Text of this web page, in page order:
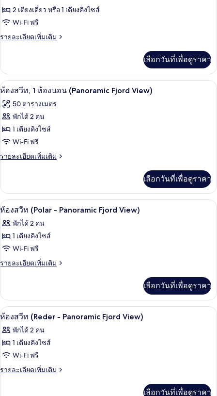
ห้อง
สวีท,
1
2 เตียงเดี่ยว หรือ 1 เตียงคิงไซส์
Wi-Fi ฟรี
รายละเอียดเพิ่มเติม
ราย
เกี่ยว
กับ
ห้อง
ท,
นอน
เลือกวันที่เพื่อดูราคา
เปิด
ภาพถ่าย
ทั้งหมด
ของ
ห้อง
สวีท,
นอน
(Panoramic
Fjord
View)
13
ห้องสวีท, 1 ห้องนอน (Panoramic Fjord View)
50 ตารางเมตร
พักได้ 2 คน
1 เตียงคิงไซส์
Wi-Fi ฟรี
รายละเอียดเพิ่มเติม
ราย
เกี่ยว
กับ
ห้อง
ท,
นอน
(Panoramic
Fjord
เลือกวันที่เพื่อดูราคา
เปิด
ภาพถ่าย
ทั้งหมด
ของ
ห้อง
-
Panoramic
Fjord
View)
ห้องสวีท (Polar - Panoramic Fjord
11
ห้องสวีท (Polar - Panoramic Fjord View)
พักได้ 2 คน
1 เตียงคิงไซส์
Wi-Fi ฟรี
รายละเอียดเพิ่มเติม
ราย
เกี่ยว
กับ
ห้อง
ท
(Polar
Panoramic
Fjord
View)
เลือกวันที่เพื่อดูราคา
เปิด
ภาพถ่าย
ทั้งหมด
ของ
ห้อง
ห้องสวีท (Reder - Panoramic Fjord
4
ห้องสวีท (Reder - Panoramic Fjord View)
พักได้ 2 คน
1 เตียงคิงไซส์
Wi-Fi ฟรี
รายละเอียดเพิ่มเติม
ราย
เลือกวันที่เพื่อดูราคา